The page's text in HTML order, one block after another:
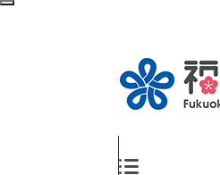
ペ
メ